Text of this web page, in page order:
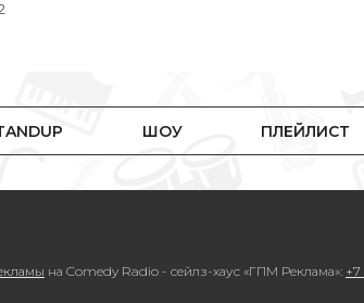
ШОУ ПЛЕЙЛИСТ
на Comedy Radio - сейлз-хаус «ГПМ Реклама»: +7